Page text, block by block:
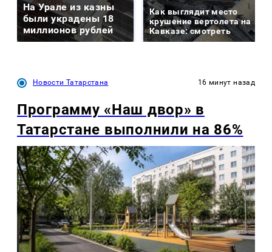
На Урале из казны
были украдены 18
миллионов рублей
Как выглядит место
крушение вертолета на
Кавказе: смотреть
Новости Татарстана 16 минут назад
Программу «Наш двор» в
Татарстане выполнили на 86%